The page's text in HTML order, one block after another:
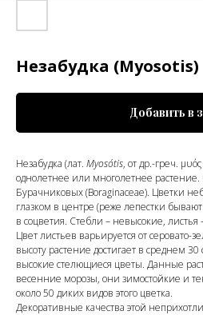
Незабудка (Myosotis)
Добавить в
Незабудка (лат. Myosótis, от др.-греч.
однолетнее или многолетнее растение.
Бурачниковых (Boraginaceae). Цветки
глазком в центре (реже лепестки
в соцветия. Стебли – невысокие, листья
Цвет листьев варьируется от серовато-
высоту растение достигает в среднем
высокие стелющиеся цветы. Данные
весенние морозы, они зимостойкие и
около 50 диких видов этого цветка.
Декоративные качества этой